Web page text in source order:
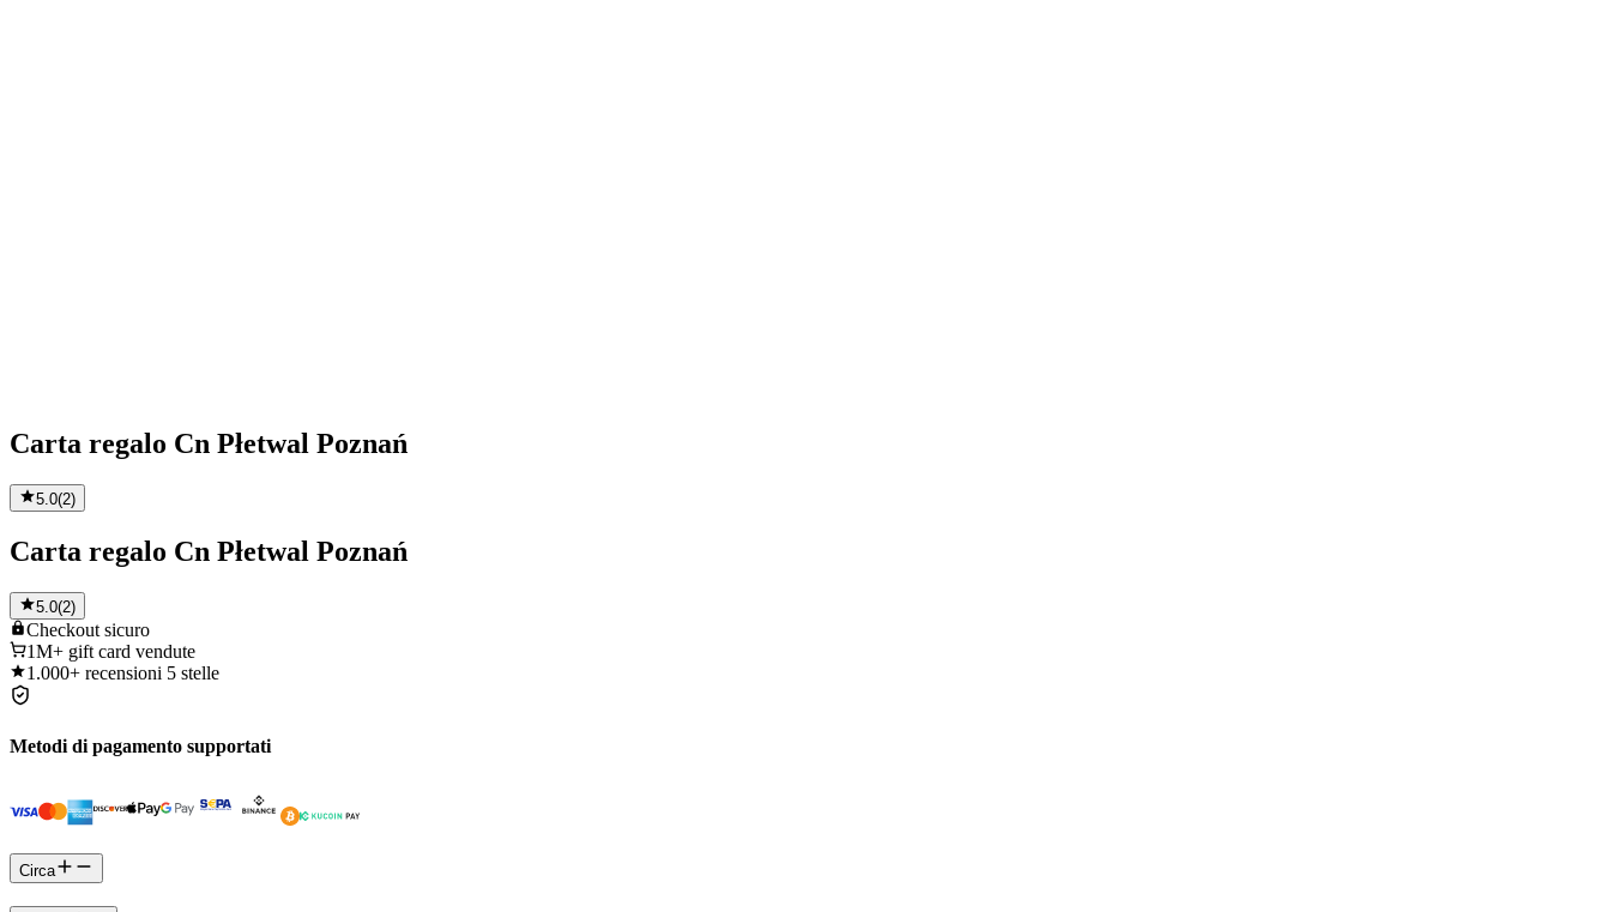
Carta regalo Cn Płetwal Poznań
5.0(2)
Carta regalo Cn Płetwal Poznań
5.0(2)
Checkout sicuro
1M+ gift card vendute
1.000+ recensioni 5 stelle
Metodi di pagamento supportati
Circa